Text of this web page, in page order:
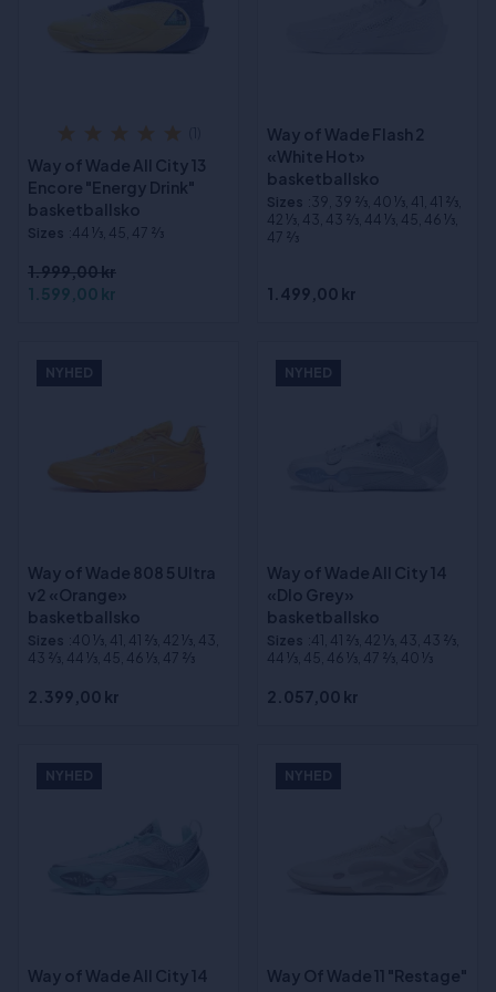
Way of Wade All City 13
Encore "Energy Drink"
basketballsko
Sizes :44 1⁄3, 45, 47 2⁄3
1.999,00 kr
1.599,00 kr
Way of Wade Flash 2
«White Hot»
basketballsko
Sizes :39, 39 2⁄3, 40 1⁄3, 41, 41 2⁄3,
42 1⁄3, 43, 43 2⁄3, 44 1⁄3, 45, 46 1⁄3,
47 2⁄3
1.499,00 kr
NYHED
Way of Wade 808 5 Ultra
v2 «Orange»
basketballsko
Sizes :40 1⁄3, 41, 41 2⁄3, 42 1⁄3, 43,
43 2⁄3, 44 1⁄3, 45, 46 1⁄3, 47 2⁄3
2.399,00 kr
NYHED
Way of Wade All City 14
«Dlo Grey»
basketballsko
Sizes :41, 41 2⁄3, 42 1⁄3, 43, 43 2⁄3,
44 1⁄3, 45, 46 1⁄3, 47 2⁄3, 40 1⁄3
2.057,00 kr
NYHED
Way of Wade All City 14
NYHED
Way Of Wade 11 "Restage"